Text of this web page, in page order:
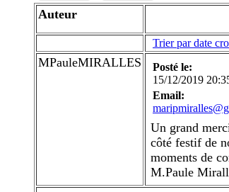
Auteur
Trier par date
MPauleMIRALLES
Posté le:
15/12/2019
Email:
Un grand
côté festif de
moments de
M.Paule